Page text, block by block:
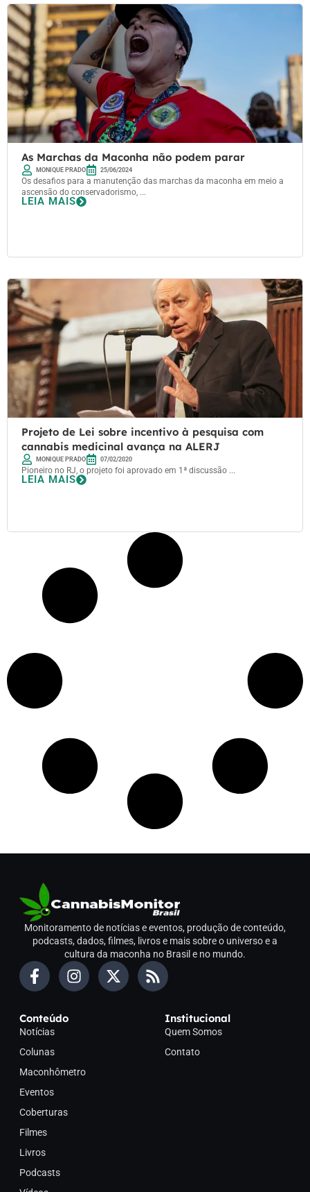
As Marchas da Maconha não podem parar
MONIQUE PRADO 25/06/2024
Os desafios para a manutenção das marchas da maconha em meio a
ascensão do conservadorismo, ...
LEIA MAIS
Projeto de Lei sobre incentivo à pesquisa com
cannabis medicinal avança na ALERJ
MONIQUE PRADO 07/02/2020
Pioneiro no RJ, o projeto foi aprovado em 1ª discussão ...
LEIA MAIS
Monitoramento de notícias e eventos, produção de conteúdo,
podcasts, dados, filmes, livros e mais sobre o universo e a
cultura da maconha no Brasil e no mundo.
Conteúdo
Notícias
Colunas
Maconhômetro
Eventos
Coberturas
Filmes
Livros
Podcasts
Institucional
Quem Somos
Contato